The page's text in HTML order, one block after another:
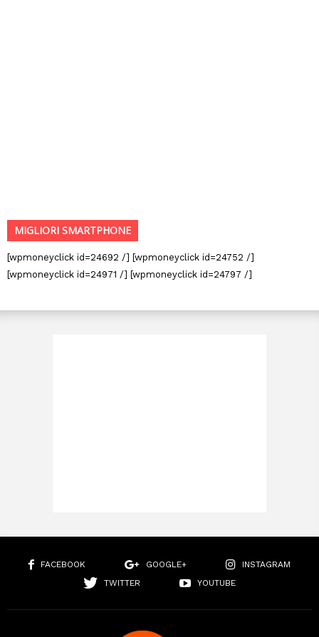
MIGLIORI SMARTPHONE
[wpmoneyclick id=24692 /] [wpmoneyclick id=24752 /]
[wpmoneyclick id=24971 /] [wpmoneyclick id=24797 /]
FACEBOOK GOOGLE+
INSTAGRAM
TWITTER
YOUTUBE